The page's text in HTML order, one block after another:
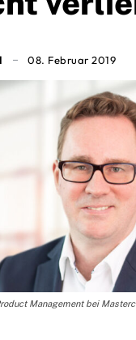
08. Februar 2019
Management bei